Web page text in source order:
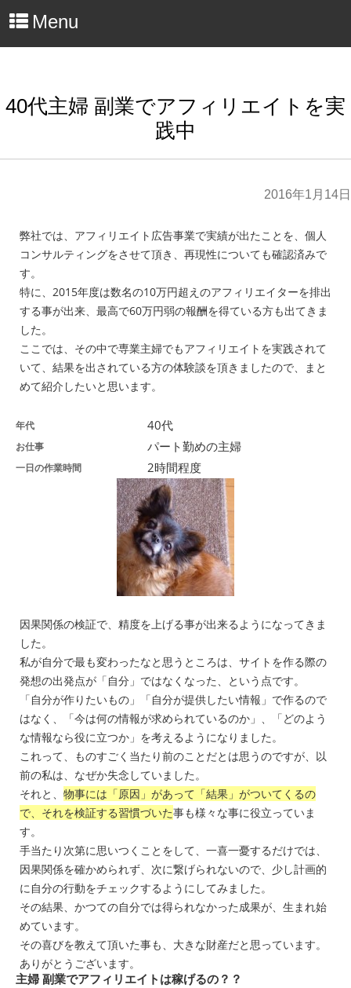
Menu
40代主婦 副業でアフィリエイトを実
践中
2016年1月14日
弊社では、アフィリエイト広告事業で実績が出たことを、個人
コンサルティングをさせて頂き、再現性についても確認済みで
す。
特に、2015年度は数名の10万円超えのアフィリエイターを排出
する事が出来、最高で60万円弱の報酬を得ている方も出てきま
した。
ここでは、その中で専業主婦でもアフィリエイトを実践されて
いて、結果を出されている方の体験談を頂きましたので、まと
めて紹介したいと思います。
年代 40代
お仕事 パート勤めの主婦
一日の作業時間 2時間程度
因果関係の検証で、精度を上げる事が出来るようになってきま
した。
私が自分で最も変わったなと思うところは、サイトを作る際の
発想の出発点が「自分」ではなくなった、という点です。
「自分が作りたいもの」「自分が提供したい情報」で作るので
はなく、「今は何の情報が求められているのか」、「どのよう
な情報なら役に立つか」を考えるようになりました。
これって、ものすごく当たり前のことだとは思うのですが、以
前の私は、なぜか失念していました。
それと、 物事には「原因」があって「結果」がついてくるの
で、それを検証する習慣づいた事も様々な事に役立っていま
す。
手当たり次第に思いつくことをして、一喜一憂するだけでは、
因果関係を確かめられず、次に繋げられないので、少し計画的
に自分の行動をチェックするようにしてみました。
その結果、かつての自分では得られなかった成果が、生まれ始
めています。
その喜びを教えて頂いた事も、大きな財産だと思っています。
ありがとうございます。
主婦 副業でアフィリエイトは稼げるの？？